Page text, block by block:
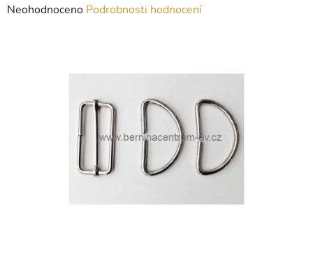
Průměrné
Neohodnoceno Podrobnosti hodnocení